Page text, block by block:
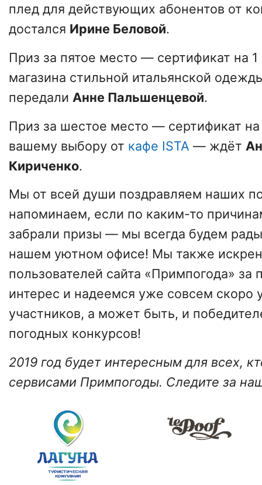
плед для действующих абонентов от
достался Ирине Беловой.
Приз за пятое место — сертификат на
магазина стильной итальянской
передали Анне Пальшенцевой.
Приз за шестое место — сертификат
вашему выбору от кафе ISTA — ждёт
Кириченко.
Мы от всей души поздравляем наших
напоминаем, если по каким-то
забрали призы — мы всегда будем
нашем уютном офисе! Мы также
пользователей сайта «Примпогода» за
интерес и надеемся уже совсем скоро
участников, а может быть, и
погодных конкурсов!
2019 год будет интересным для всех,
сервисами Примпогоды. Следите за